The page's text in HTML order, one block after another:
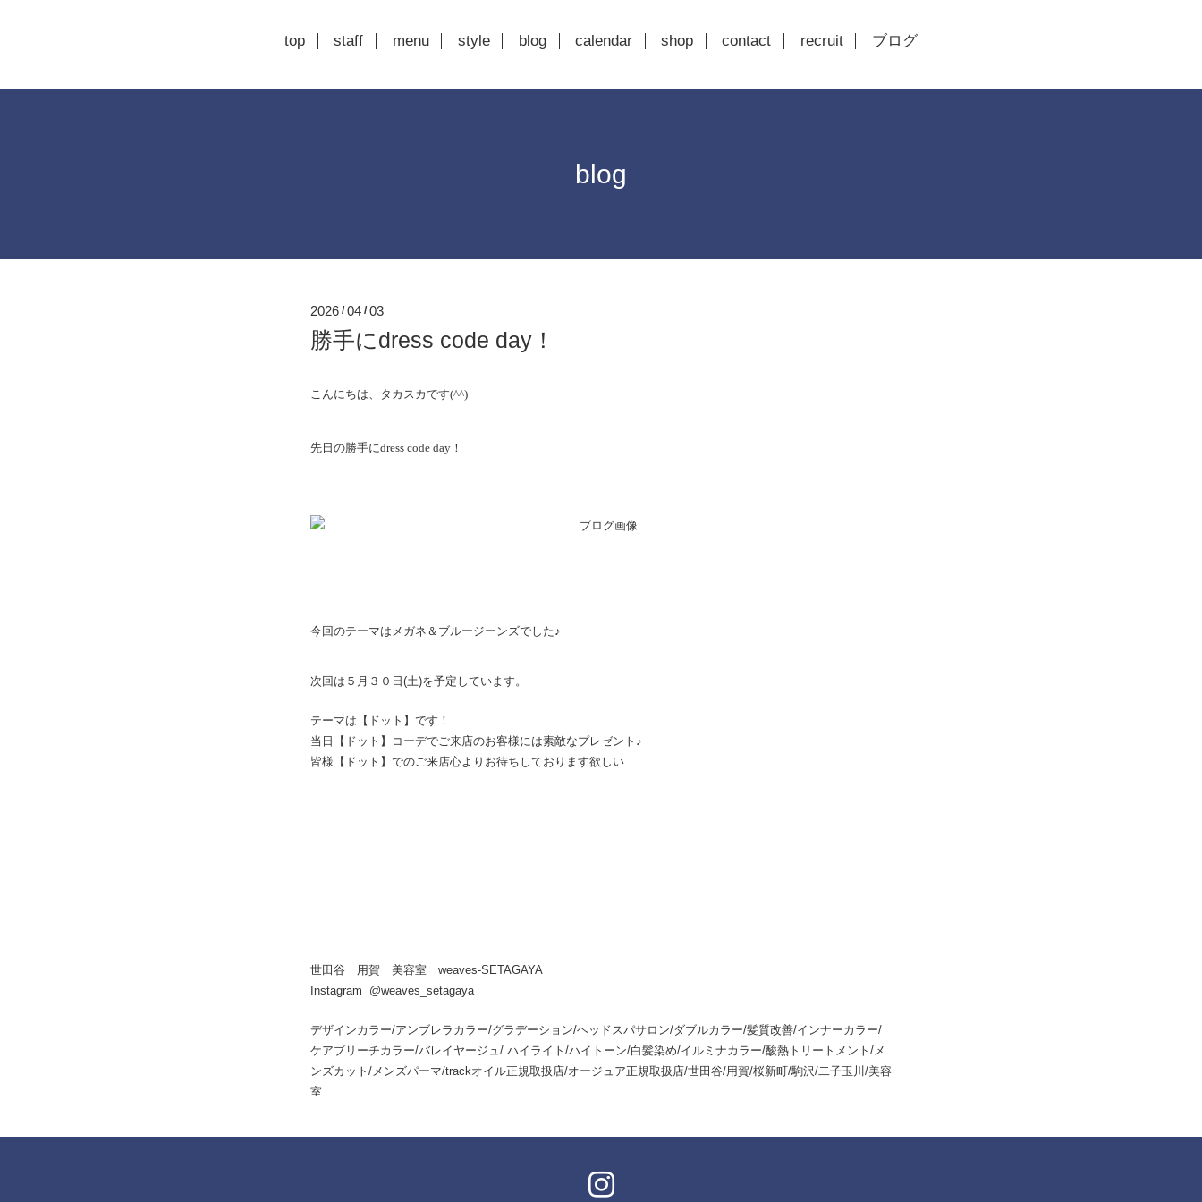
top staff menu style blog calendar shop contact recruit ブログ
blog
2026 /04 /03
勝手にdress code day！
こんにちは、タカスカです(^^)
先日の勝手にdress code day！
今回のテーマはメガネ＆ブルージーンズでした♪
次回は５月３０日(土)を予定しています。
テーマは【ドット】です！
当日【ドット】コーデでご来店のお客様には素敵なプレゼント♪
皆様【ドット】でのご来店心よりお待ちしております欲しい
世田谷 用賀 美容室 weaves-SETAGAYA
Instagram @weaves_setagaya
デザインカラー/アンブレラカラー/グラデーション/ヘッドスパサロン/ダブルカラー/髪質改善/インナーカラー/
ケアブリーチカラー/バレイヤージュ/ ハイライト/ハイトーン/白髪染め/イルミナカラー/酸熱トリートメント/メ
ンズカット/メンズパーマ/trackオイル正規取扱店/オージュア正規取扱店/世田谷/用賀/桜新町/駒沢/二子玉川/美容
室